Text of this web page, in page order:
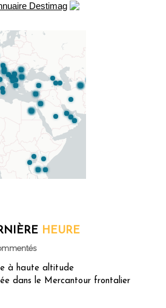
HEURE
à haute altitude
dans le Mercantour frontalier